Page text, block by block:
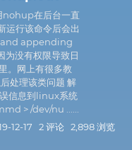
nohup在后台一直
运行该命令后会出
appending
没有权限导致日
。网上有很多教
处理该类问题 解
信息到linux系统
> /dev/nu ......
12-17 2 评论 2,898 浏览